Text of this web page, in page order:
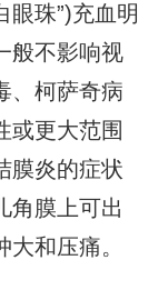
眼珠”)充血明
般不影响视
、柯萨奇病
或更大范围
膜炎的症状
角膜上可出
和压痛。